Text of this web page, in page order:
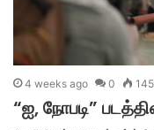
4 weeks ago 0 145
“ஐ, நோபடி”